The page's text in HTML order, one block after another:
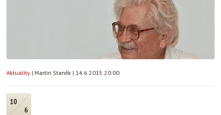
Aktuality | Martin Staněk | 14.6.2015 20:00
10
6